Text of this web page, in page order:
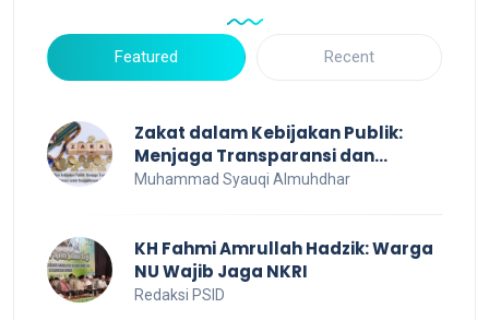
Featured Recent
Zakat dalam Kebijakan Publik:
Menjaga Transparansi dan
Efisiensi untuk Kesejahteraan
Muhammad Syauqi Almuhdhar
KH Fahmi Amrullah Hadzik: Warga
NU Wajib Jaga NKRI
Redaksi PSID